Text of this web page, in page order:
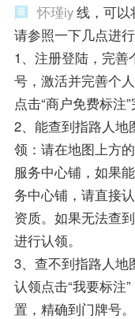
怀瑾iy线，可以
请参照一下几点进行
1、注册登陆，完善
号，激活并完善个
点击“商户免费标注”
2、能查到指路人地
领：请在地图上方
服务中心铺，如果
务中心铺，请直接
资质。如果无法查
进行认领。
3、查不到指路人地
认领点击“我要标注
置，精确到门牌号